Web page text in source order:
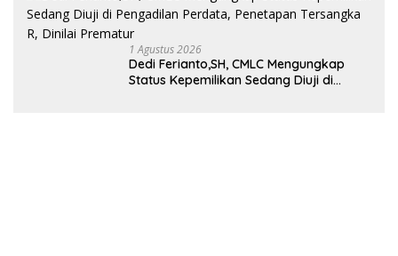
1 Agustus 2026
Dedi Ferianto,SH, CMLC Mengungkap
Status Kepemilikan Sedang Diuji di